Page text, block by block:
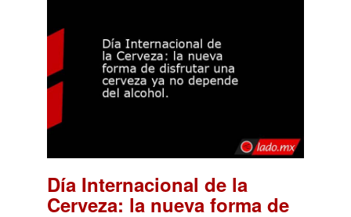
Día Internacional de la
Cerveza: la nueva forma de